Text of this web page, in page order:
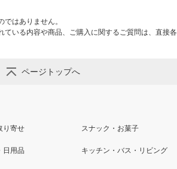
はありません。
いる内容や商品、ご購入に関するご質問は、直接
ページトップへ
り寄せ スナック・お菓子
日用品 キッチン・バス・リビング